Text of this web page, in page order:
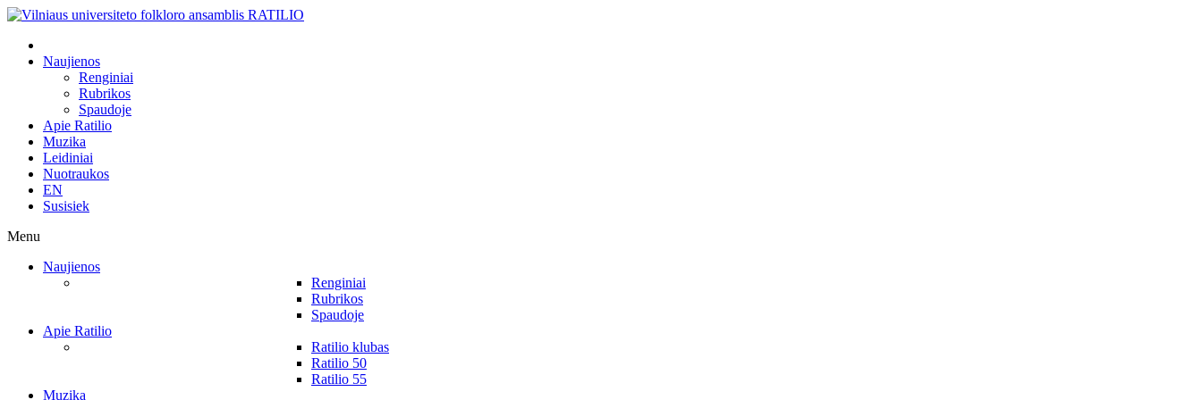
Naujienos
Renginiai
Rubrikos
Spaudoje
Apie Ratilio
Muzika
Leidiniai
Nuotraukos
EN
Susisiek
Menu
Naujienos
Renginiai
Rubrikos
Spaudoje
Apie Ratilio
Ratilio klubas
Ratilio 50
Ratilio 55
Muzika